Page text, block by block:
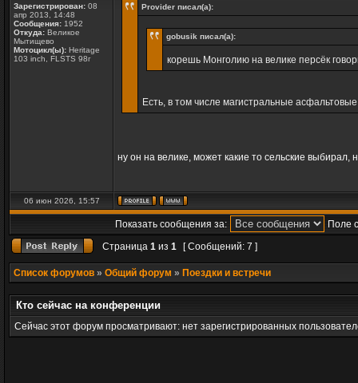
Зарегистрирован: 08
апр 2013, 14:48
Сообщения: 1952
Откуда: Великое
Мытищево
Мотоцикл(ы): Heritage
103 inch, FLSTS 98г
Provider писал(а):
gobusik писал(а):
корешь Монголию на велике персёк
Есть, в том числе магистральные
ну он на велике, может какие то сельские
06 июн 2026, 15:57
Показать сообщения за:
Поле
Страница 1 из 1 [ Сообщений: 7 ]
Список форумов » Общий форум » Поездки и встречи
Кто сейчас на конференции
Сейчас этот форум просматривают: нет зарегистрированных